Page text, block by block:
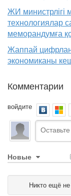
ЖИ
технологиялар
меморандумға
Жаппай
экономиканы
Комментарии
войдите
Новые
Никто ещё